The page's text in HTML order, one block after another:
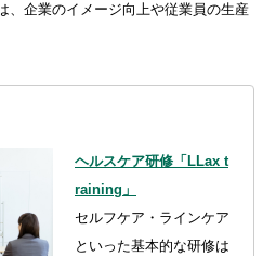
、企業のイメージ向上や従業員の生産
ヘルスケア研修「LLax t
raining」
セルフケア・ラインケア
といった基本的な研修は